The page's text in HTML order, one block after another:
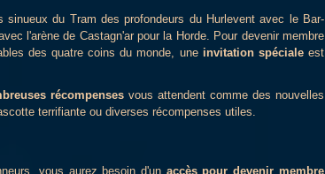
du Tram des profondeurs du Hurlevent avec le Bar-
l'arène de Castagn'ar pour la Horde. Pour devenir membre
des quatre coins du monde, une invitation spéciale est
récompensesvous attendent comme des nouvelles
terrifiante ou diverses récompenses utiles.
vous aurez besoin d'un accès pour devenir membre